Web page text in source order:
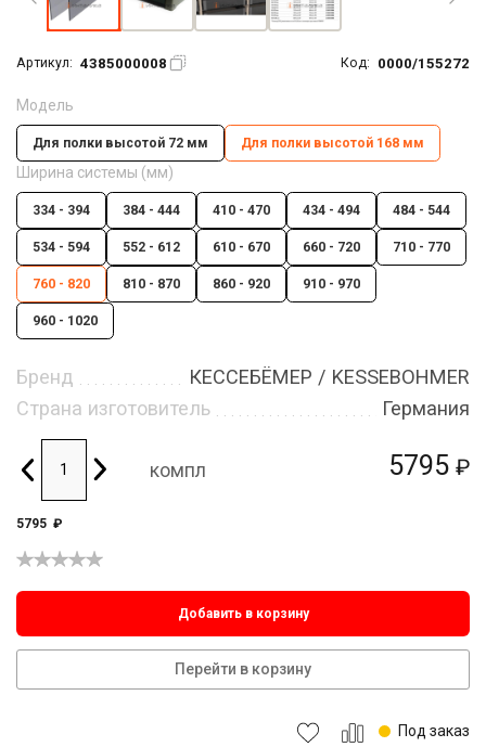
Артикул: 4385000008 Код: 0000/155272
5795 ₽
Модель
Для полки высотой 72 мм Для полки высотой 168 мм
Ширина системы (мм)
334 - 394 384 - 444 410 - 470 434 - 494 484 - 544
534 - 594 552 - 612 610 - 670 660 - 720 710 - 770
760 - 820 810 - 870 860 - 920 910 - 970
960 - 1020
Бренд
КЕССЕБЁМЕР / KESSEBOHMER
Страна изготовитель
Германия
компл
5795 ₽
Добавить в корзину
Перейти в корзину
Под заказ